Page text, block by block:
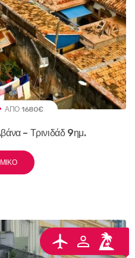
ΑΠΌ 1680€
– Τρινιδάδ 9ημ.